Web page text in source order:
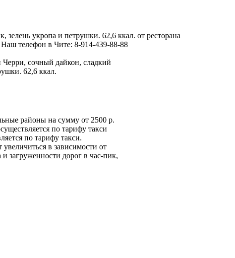
укропа и петрушки. 62,6 ккал. от ресторана
телефон в Чите: 8-914-439-88-88
сочный дайкон, сладкий
62,6 ккал.
районы на сумму от 2500 р.
по тарифу такси
по тарифу такси.
в зависимости от
и загруженности дорог в час-пик,